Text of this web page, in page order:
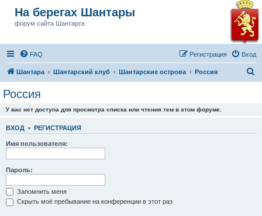
На берегах Шантары
форум сайта Шантарск
FAQ Вход
Регистрация
Шантара Шантарский клуб Шантарские острова Россия
Россия
У вас нет доступа для просмотра списка или чтения тем в этом форуме.
ВХОД • РЕГИСТРАЦИЯ
Имя пользователя:
Пароль:
Запомнить меня
Скрыть моё пребывание на конференции в этот раз